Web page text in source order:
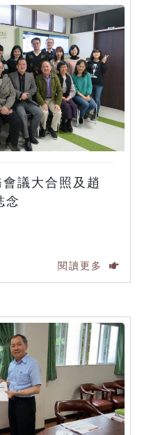
議大合照及趙
念
閱讀更多